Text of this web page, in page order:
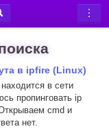
в ipfire (Linux)
в сети
пропинговать ip
cmd и
нет.